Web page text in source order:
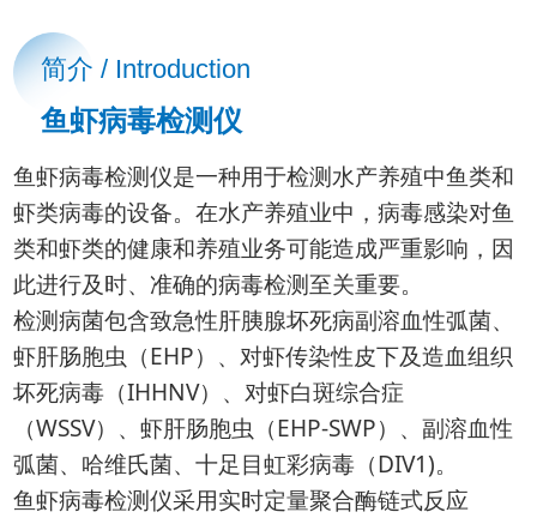
简介 / Introduction
鱼虾病毒检测仪
鱼虾病毒检测仪是一种用于检测水产养殖中鱼类和
虾类病毒的设备。在水产养殖业中，病毒感染对鱼
类和虾类的健康和养殖业务可能造成严重影响，因
此进行及时、准确的病毒检测至关重要。
检测病菌包含致急性肝胰腺坏死病副溶血性弧菌、
虾肝肠胞虫（EHP）、对虾传染性皮下及造血组织
坏死病毒（IHHNV）、对虾白斑综合症
（WSSV）、虾肝肠胞虫（EHP-SWP）、副溶血性
弧菌、哈维氏菌、十足目虹彩病毒（DIV1)。
鱼虾病毒检测仪采用实时定量聚合酶链式反应